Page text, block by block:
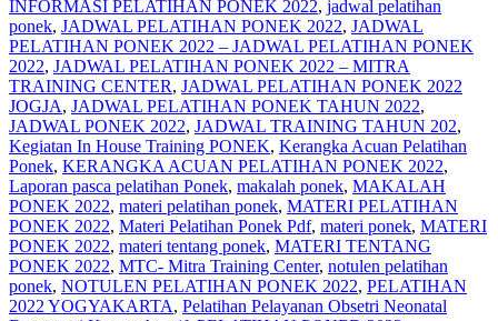
INFORMASI PELATIHAN PONEK 2022, jadwal pelatihan
ponek, JADWAL PELATIHAN PONEK 2022, JADWAL
PELATIHAN PONEK 2022 – JADWAL PELATIHAN PONEK
2022, JADWAL PELATIHAN PONEK 2022 – MITRA
TRAINING CENTER, JADWAL PELATIHAN PONEK 2022
JOGJA, JADWAL PELATIHAN PONEK TAHUN 2022,
JADWAL PONEK 2022, JADWAL TRAINING TAHUN 202,
Kegiatan In House Training PONEK, Kerangka Acuan Pelatihan
Ponek, KERANGKA ACUAN PELATIHAN PONEK 2022,
Laporan pasca pelatihan Ponek, makalah ponek, MAKALAH
PONEK 2022, materi pelatihan ponek, MATERI PELATIHAN
PONEK 2022, Materi Pelatihan Ponek Pdf, materi ponek, MATERI
PONEK 2022, materi tentang ponek, MATERI TENTANG
PONEK 2022, MTC- Mitra Training Center, notulen pelatihan
ponek, NOTULEN PELATIHAN PONEK 2022, PELATIHAN
2022 YOGYAKARTA, Pelatihan Pelayanan Obsetri Neonatal